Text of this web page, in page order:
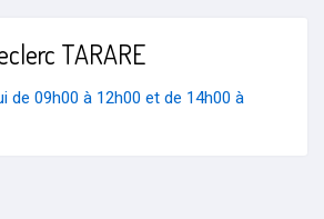
TARARE
de 09h00 à 12h00 et de 14h00 à